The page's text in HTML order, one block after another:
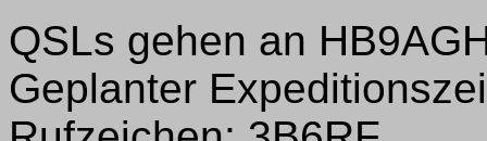
QSLs gehen an
Geplanter